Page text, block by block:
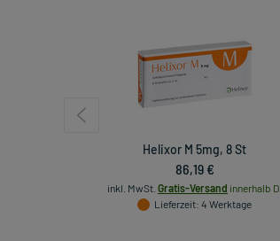
Helixor M 5mg, 8 St
86,19 €
inkl. MwSt. Gratis-Versand innerhalb D.
Lieferzeit: 4 Werktage